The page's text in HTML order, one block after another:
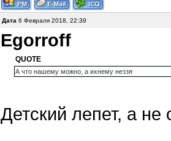
Дата 6 Февраля 2018, 22:39
Egorroff
QUOTE
А что нашему можно, а ихнему неззя
Детский лепет, а не